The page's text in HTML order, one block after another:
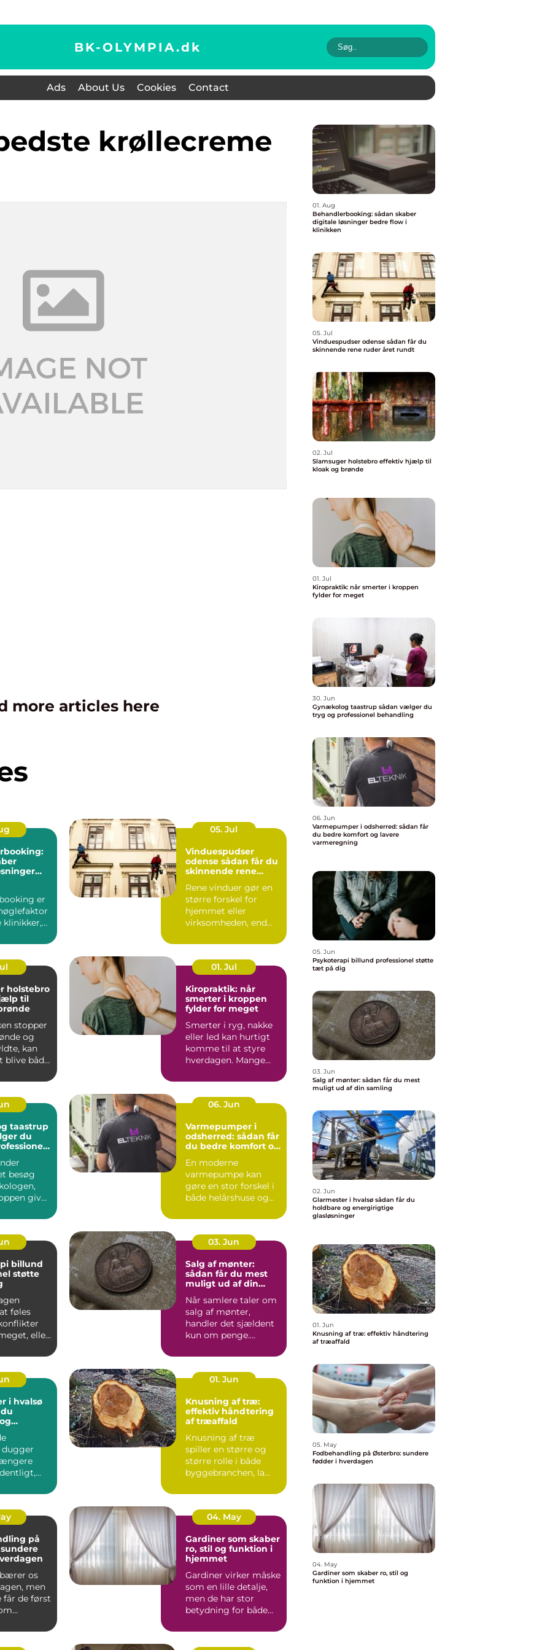
BK-OLYMPIA.dk
Ads About Us Cookies Contact
krøllecreme
more articles here
er
klinikker,
05. Jul
Vinduespudser
odense sådan får du
skinnende rene
Rene vinduer gør en
større forskel for
hjemmet eller
virksomheden, end
Lysindfaldet bliv...
holstebro
til
stopper
og
kan
blive både
01. Jul
Kiropraktik: når
smerter i kroppen
fylder for meget
Smerter i ryg, nakke
eller led kan hurtigt
komme til at styre
hverdagen. Mange
taastrup
du
besøg
giver
06. Jun
Varmepumper i
odsherred: sådan får
du bedre komfort og
En moderne
varmepumpe kan
gøre en stor forskel i
både helårshuse og
Odsherred. Mange
væ...
billund
støtte
føles
eller
03. Jun
Salg af mønter:
sådan får du mest
muligt ud af din
Når samlere taler om
salg af mønter,
handler det sjældent
kun om penge.
historie, hånd...
i hvalsø
01. Jun
Knusning af træ:
effektiv håndtering
af træaffald
Knusning af træ
spiller en større og
større rolle i både
byggebranchen, la...
på
os
men
får de først
04. May
Gardiner som skaber
ro, stil og funktion i
hjemmet
Gardiner virker måske
som en lille detalje,
men de har stor
betydning for både
01. Aug
Behandlerbooking: sådan skaber
digitale løsninger bedre flow i
klinikken
05. Jul
Vinduespudser odense sådan får du
skinnende rene ruder året rundt
02. Jul
Slamsuger holstebro effektiv hjælp til
kloak og brønde
01. Jul
Kiropraktik: når smerter i kroppen
fylder for meget
30. Jun
Gynækolog taastrup sådan vælger du
tryg og professionel behandling
06. Jun
Varmepumper i odsherred: sådan får
du bedre komfort og lavere
varmeregning
05. Jun
Psykoterapi billund professionel støtte
tæt på dig
03. Jun
Salg af mønter: sådan får du mest
muligt ud af din samling
02. Jun
Glarmester i hvalsø sådan får du
holdbare og energirigtige
glasløsninger
01. Jun
Knusning af træ: effektiv håndtering
af træaffald
05. May
Fodbehandling på Østerbro: sundere
fødder i hverdagen
04. May
Gardiner som skaber ro, stil og
funktion i hjemmet